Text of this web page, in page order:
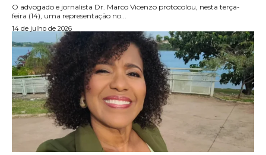
O advogado e jornalista Dr. Marco Vicenzo protocolou, nesta terça-
feira (14), uma representação no...
14 de julho de 2026